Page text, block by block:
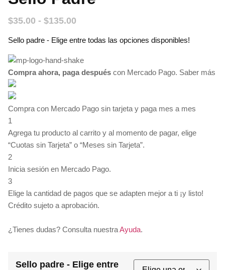
$35.00 - $135.00
precios:
$35.00
hasta
Sello padre - Elige entre todas las opciones disponibles!
Compra ahora, paga después con Mercado Pago. Saber más
Compra con Mercado Pago sin tarjeta y paga mes a mes
1
Agrega tu producto al carrito y al momento de pagar, elige
“Cuotas sin Tarjeta” o “Meses sin Tarjeta”.
2
Inicia sesión en Mercado Pago.
3
Elige la cantidad de pagos que se adapten mejor a ti ¡y listo!
Crédito sujeto a aprobación.
¿Tienes dudas? Consulta nuestraAyuda.
Sello padre - Elige entre